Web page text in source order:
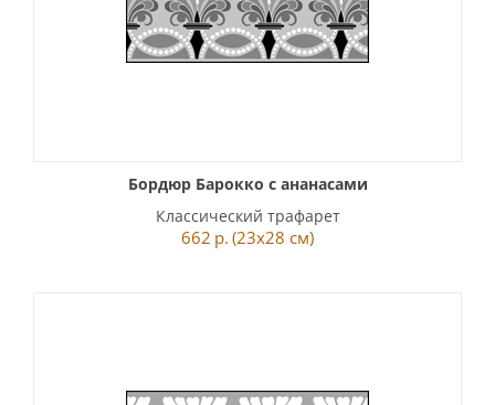
Бордюр Барокко с ананасами
Классический трафарет
662 р. (23x28 см)